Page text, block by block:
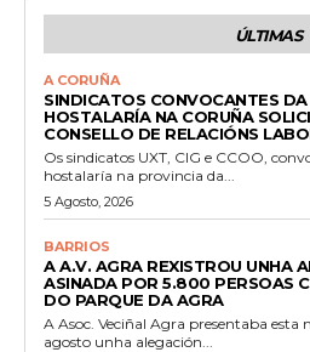
ÚLTIMAS
A CORUÑA
SINDICATOS CONVOCANTES
HOSTALARÍA NA CORUÑA
CONSELLO DE RELACIÓNS
Os sindicatos UXT, CIG e CCOO,
hostalaría na provincia da...
5 Agosto, 2026
BARRIOS
A A.V. AGRA REXISTROU UNHA
ASINADA POR 5.800 PERSOAS
DO PARQUE DA AGRA
A Asoc. Veciñal Agra presentaba esta
agosto unha alegación...